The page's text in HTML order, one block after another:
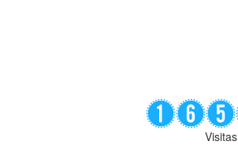
Visitas